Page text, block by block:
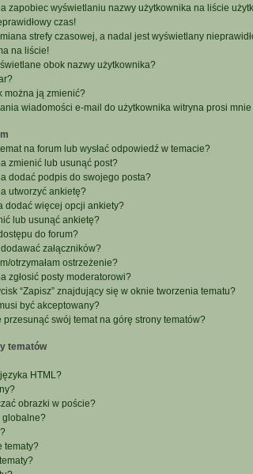
zapobiec wyświetlaniu nazwy użytkownika na liście
czas!
strefy czasowej, a nadal jest wyświetlany
na liście!
obok nazwy użytkownika?
można ją zmienić?
wiadomości e-mail do użytkownika witryna prosi
na forum lub wysłać odpowiedź w temacie?
zmienić lub usunąć post?
dodać podpis do swojego posta?
utworzyć ankietę?
dodać więcej opcji ankiety?
lub usunąć ankietę?
do forum?
załączników?
otrzymałam ostrzeżenie?
zgłosić posty moderatorowi?
“Zapisz” znajdujący się w oknie tworzenia tematu?
być akceptowany?
przesunąć swój temat na górę strony tematów?
tematów
HTML?
obrazki w poście?
globalne?
tematy?